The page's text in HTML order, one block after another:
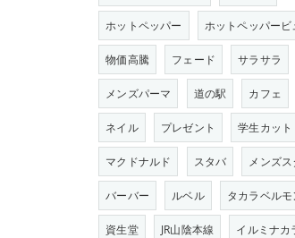
ホットペッパー ホットペッパービ
物価高騰 フェード サラサラ
メンズパーマ 道の駅 カフェ
ネイル プレゼント 学生カット
マクドナルド スタバ メンズ
バーバー ルベル タカラベルモ
資生堂 JR山陰本線 イルミナカ